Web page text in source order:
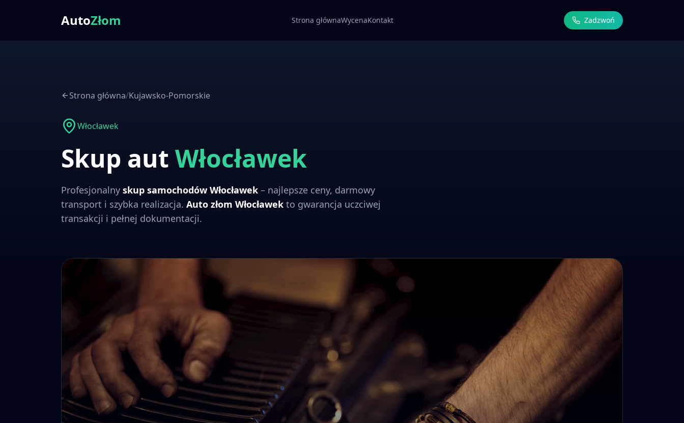
AutoZłom Strona głównaWycenaKontakt Zadzwoń
Strona główna/Kujawsko-Pomorskie
Włocławek
Skup aut Włocławek
Profesjonalny skup samochodów Włocławek – najlepsze ceny, darmowy
transport i szybka realizacja. Auto złom Włocławek to gwarancja uczciwej
transakcji i pełnej dokumentacji.